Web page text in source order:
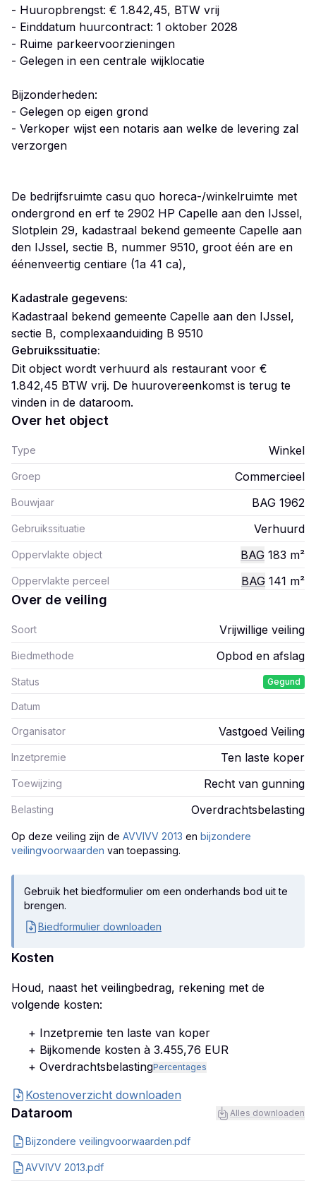
- Huuropbrengst: € 1.842,45, BTW vrij
- Einddatum huurcontract: 1 oktober 2028
- Ruime parkeervoorzieningen
- Gelegen in een centrale wijklocatie
Bijzonderheden:
- Gelegen op eigen grond
- Verkoper wijst een notaris aan welke de levering zal
verzorgen
De bedrijfsruimte casu quo horeca-/winkelruimte met
ondergrond en erf te 2902 HP Capelle aan den IJssel,
Slotplein 29, kadastraal bekend gemeente Capelle aan
den IJssel, sectie B, nummer 9510, groot één are en
éénenveertig centiare (1a 41 ca),
Kadastrale gegevens:
Kadastraal bekend gemeente Capelle aan den IJssel,
sectie B, complexaanduiding B 9510
Gebruikssituatie:
Dit object wordt verhuurd als restaurant voor €
1.842,45 BTW vrij. De huurovereenkomst is terug te
vinden in de dataroom.
Over het object
Type Winkel
Groep Commercieel
Bouwjaar BAG 1962
Gebruikssituatie Verhuurd
Oppervlakte object BAG 183 m²
Oppervlakte perceel BAG 141 m²
Over de veiling
Soort Vrijwillige veiling
Biedmethode Opbod en afslag
Status Gegund
Datum
Organisator Vastgoed Veiling
Inzetpremie Ten laste koper
Toewijzing Recht van gunning
Belasting Overdrachtsbelasting
Op deze veiling zijn de AVVIVV 2013 en bijzondere
veilingvoorwaarden van toepassing.
Gebruik het biedformulier om een onderhands bod uit te
brengen.
Biedformulier downloaden
Kosten
Houd, naast het veilingbedrag, rekening met de
volgende kosten:
+ Inzetpremie ten laste van koper
+ Bijkomende kosten à 3.455,76 EUR
+ OverdrachtsbelastingPercentages
Kostenoverzicht downloaden
Dataroom Alles downloaden
Bijzondere veilingvoorwaarden.pdf
AVVIVV 2013.pdf